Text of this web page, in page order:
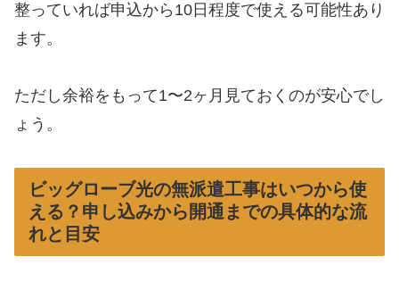
整っていれば申込から10日程度で使える可能性あり
ます。
ただし余裕をもって1〜2ヶ月見ておくのが安心でし
ょう。
ビッグローブ光の無派遣工事はいつから使
える？申し込みから開通までの具体的な流
れと目安